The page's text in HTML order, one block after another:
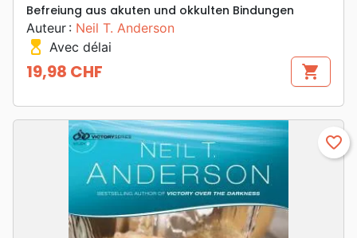
Befreiung aus akuten und okkulten Bindungen
Auteur : Neil T. Anderson
hourglass_top Avec délai
Prix
19,98 CHF shopping_cart
favorite_border